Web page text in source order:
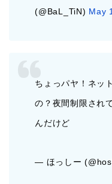
(@BaL_TiN) May
ちょっパヤ！ネッ
の？夜間制限され
んだけど
— ほっしー